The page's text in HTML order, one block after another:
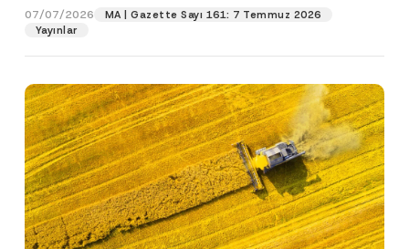
07/07/2026
MA | Gazette Sayı 161: 7 Temmuz 2026
Yayınlar
o
t
c
*
o
v
*